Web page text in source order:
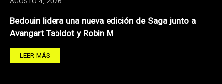
Bedouin lidera una nueva edición de Saga junto a
Avangart Tabldot y Robin M
LEER MÁS